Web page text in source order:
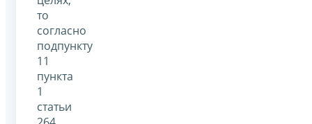
то
согласно
подпункту
11
пункта
1
статьи